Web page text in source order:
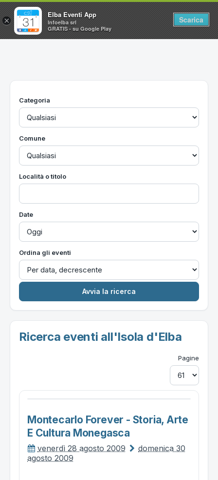
Home
Utilità
Categoria
Comune
Località o titolo
Date
Ordina gli eventi
Ricerca eventi all'Isola d'Elba
Pagine
Montecarlo Forever - Storia, Arte
E Cultura Monegasca
venerdì 28 agosto 2009
domenica 30
agosto 2009
×
Elba Eventi App
Infoelba srl
GRATIS - su Google Play
Scarica